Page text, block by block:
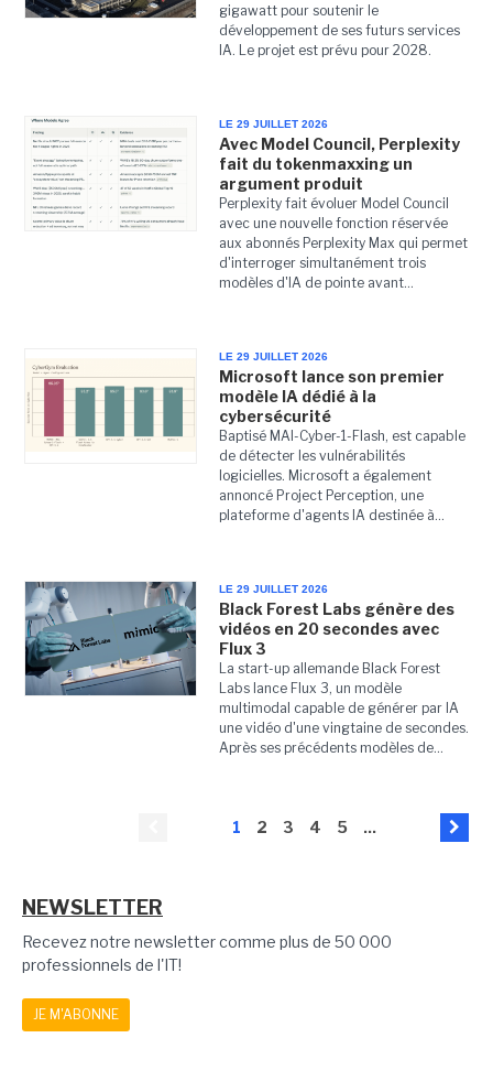
gigawatt pour soutenir le
développement de ses futurs services
IA. Le projet est prévu pour 2028.
LE 29 JUILLET 2026
Avec Model Council, Perplexity
fait du tokenmaxxing un
argument produit
Perplexity fait évoluer Model Council
avec une nouvelle fonction réservée
aux abonnés Perplexity Max qui permet
d'interroger simultanément trois
modèles d'IA de pointe avant...
LE 29 JUILLET 2026
Microsoft lance son premier
modèle IA dédié à la
cybersécurité
Baptisé MAI-Cyber-1-Flash, est capable
de détecter les vulnérabilités
logicielles. Microsoft a également
annoncé Project Perception, une
plateforme d'agents IA destinée à...
LE 29 JUILLET 2026
Black Forest Labs génère des
vidéos en 20 secondes avec
Flux 3
La start-up allemande Black Forest
Labs lance Flux 3, un modèle
multimodal capable de générer par IA
une vidéo d'une vingtaine de secondes.
Après ses précédents modèles de...
1 2 3 4 5 ...
NEWSLETTER
Recevez notre newsletter comme plus de 50 000
professionnels de l'IT!
JE M'ABONNE